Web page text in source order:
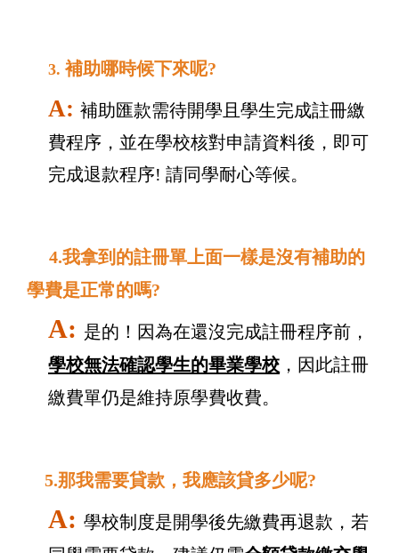
3. 補助哪時候下來呢?
A: 補助匯款需待開學且學生完成註冊繳
費程序，並在學校核對申請資料後，即可
完成退款程序! 請同學耐心等候。
4.我拿到的註冊單上面一樣是沒有補助的
學費是正常的嗎?
A: 是的！因為在還沒完成註冊程序前，
學校無法確認學生的畢業學校 ，因此註冊
繳費單仍是維持原學費收費。
5.那我需要貸款，我應該貸多少呢?
A: 學校制度是開學後先繳費再退款，若